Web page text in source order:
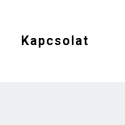
Kapcsolat